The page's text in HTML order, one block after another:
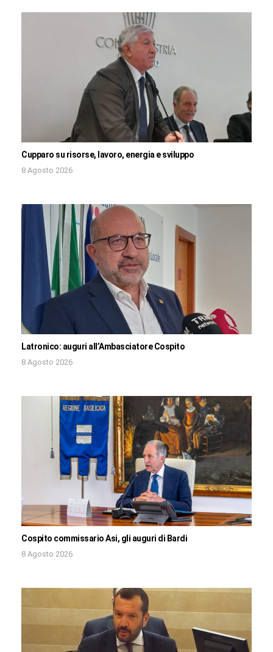
Cupparo su risorse, lavoro, energia e sviluppo
8 Agosto 2026
Latronico: auguri all’Ambasciatore Cospito
8 Agosto 2026
Cospito commissario Asi, gli auguri di Bardi
8 Agosto 2026